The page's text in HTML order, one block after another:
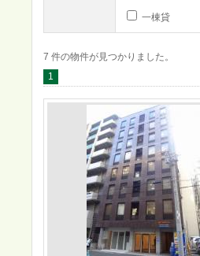
一棟貸
7 件の物件が見つかりました。
1